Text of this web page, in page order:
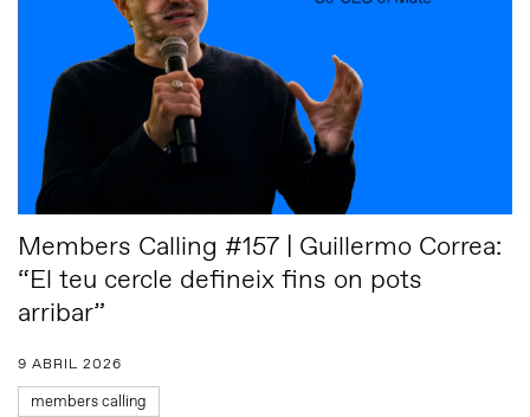
Members Calling #157 | Guillermo Correa:
“El teu cercle defineix fins on pots
arribar”
9 ABRIL 2026
members calling